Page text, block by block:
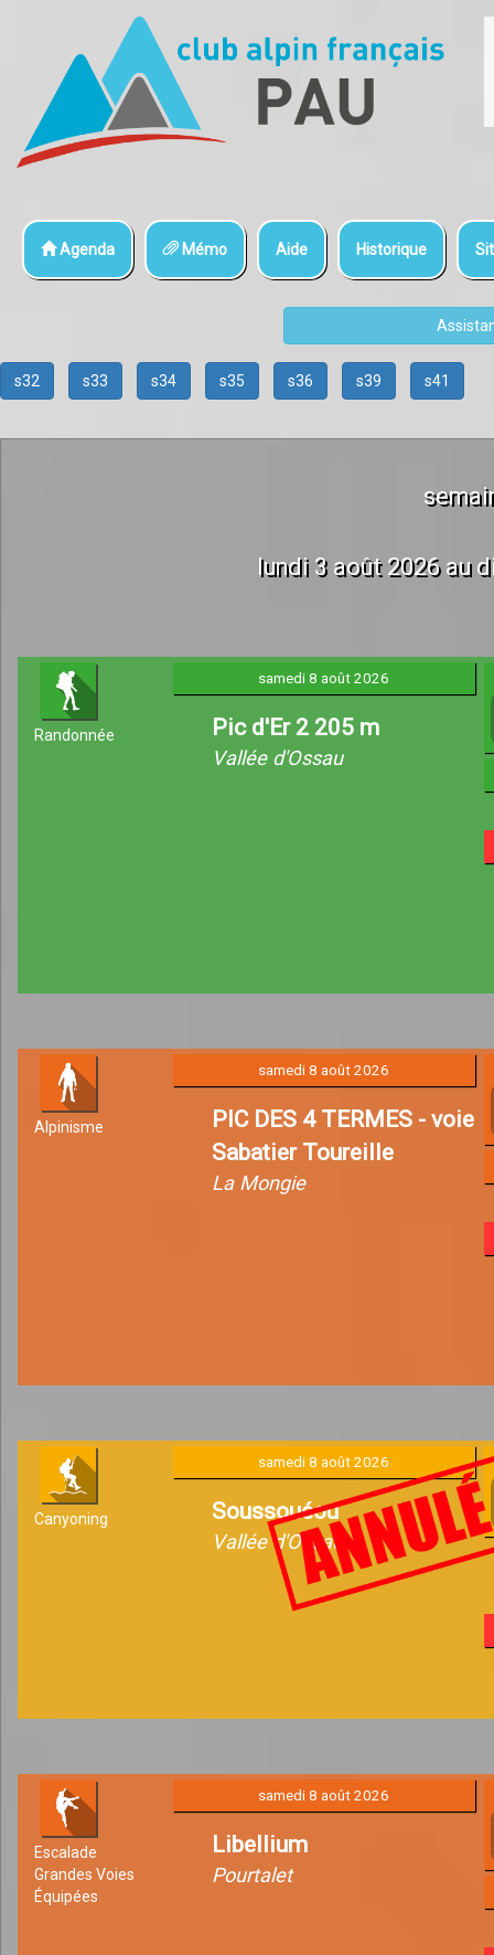
Agenda Mémo Aide Historique
s32 s33 s34 s35 s36 s39 s41
lundi 3 août 2026 au
Randonnée
samedi 8 août 2026
Pic d'Er 2 205 m
Vallée d'Ossau
Alpinisme
samedi 8 août 2026
PIC DES 4 TERMES - voie
Sabatier Toureille
La Mongie
Canyoning
samedi 8 août 2026
Soussouéou
Vallée d'Ossau
Escalade
Grandes Voies
Équipées
samedi 8 août 2026
Libellium
Pourtalet